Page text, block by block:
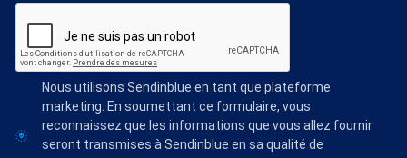
Nous utilisons Sendinblue en tant que plateforme
marketing. En soumettant ce formulaire, vous
reconnaissez que les informations que vous allez fournir
seront transmises à Sendinblue en sa qualité de